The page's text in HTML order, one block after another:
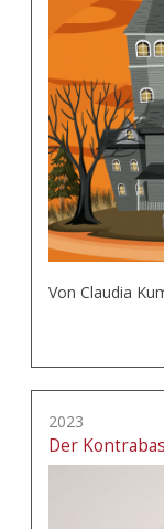
Von Claudia
2023
Der